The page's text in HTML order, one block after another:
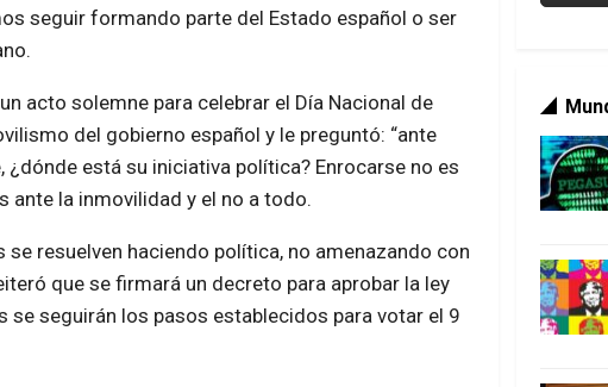
seguir formando parte del Estado español o ser
acto solemne para celebrar el Día Nacional de
del gobierno español y le preguntó: “ante
¿dónde está su iniciativa política? Enrocarse no es
ante la inmovilidad y el no a todo.
resuelven haciendo política, no amenazando con
que se firmará un decreto para aprobar la ley
se seguirán los pasos establecidos para votar el 9